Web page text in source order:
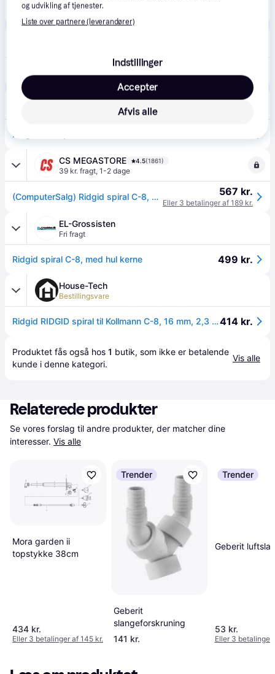
Ridgid 10mm split model C-8 til K50, K60
437 kr.
VVS-Eksperten.dk 4.5(43)
1-2 dage
Ridgid C-8 spiral 16 mm
CS MEGASTORE 4.5(1861)
39 kr. fragt, 1-2 dage
(ComputerSalg) Ridgid spiral C-8, med hul kerne 567 kr.
Eller 3 betalinger af 189 kr.
EL-Grossisten
Fri fragt
Ridgid spiral C-8, med hul kerne 499 kr.
House-Tech
Bestillingsvare
Ridgid RIDGID spiral til Kollmann C-8, 16 mm, 2,3 m til K-50/K-60 1 STK414 kr.
Produktet fås også hos 1 butik, som ikke er betalende
kunde i denne kategori.
Vis alle
Relaterede produkter
Se vores forslag til andre produkter, der matcher dine
interesser. Vis alle
Mora garden ii
topstykke 38cm
434 kr.
Eller 3 betalinger af 145 kr.
Trender
Geberit
slangeforskruning
141 kr.
Trender
Geberit
53 kr.
Eller 3 betalinger
og udvikling af tjenester.
Liste over partnere (leverandører)
Indstillinger
Afvis alle
Accepter